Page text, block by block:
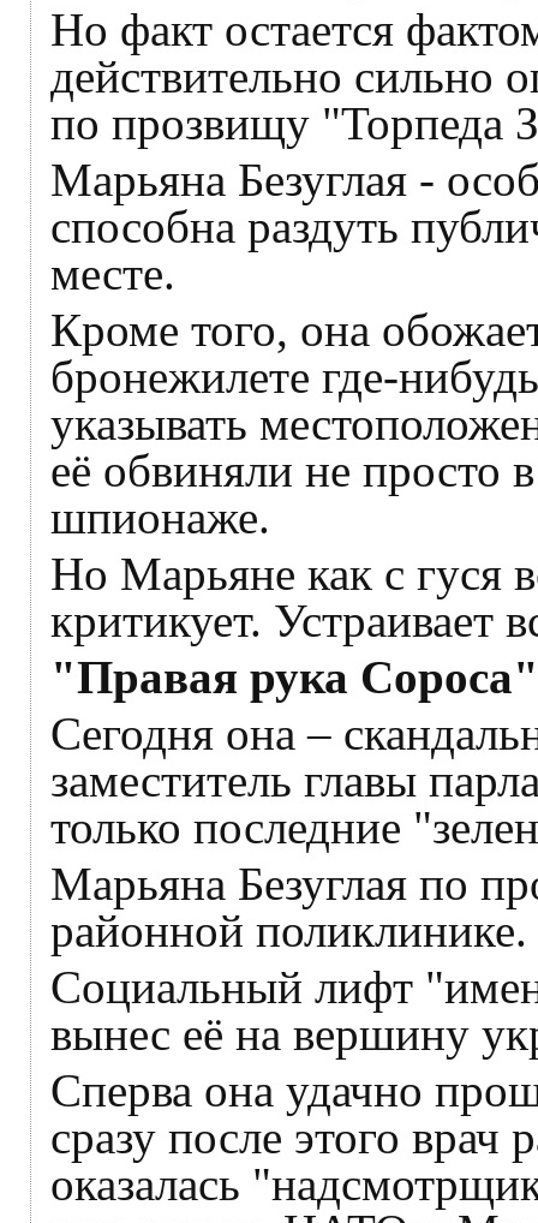
Но факт остается
действительно сильно
по прозвищу "Торпеда
Марьяна Безуглая -
способна раздуть
месте.
Кроме того, она
бронежилете где-
указывать
её обвиняли не просто
шпионаже.
Но Марьяне как с гуся
критикует. Устраивает
"Правая рука Сороса"
Сегодня она –
заместитель главы
только последние
Марьяна Безуглая по
районной поликлинике.
Социальный лифт
вынес её на вершину
Сперва она удачно
сразу после этого
оказалась